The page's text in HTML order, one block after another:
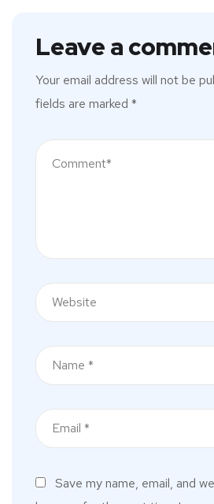
Leave a
Your email address will not be
fields are marked *
Save my name, email, and